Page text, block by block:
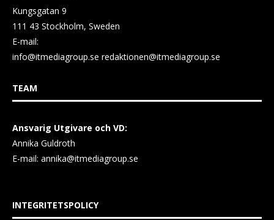
Kungsgatan 9
111 43 Stockholm, Sweden
E-mail:
info@itmediagroup.se redaktionen@itmediagroup.se
TEAM
Ansvarig Utgivare och VD:
Annika Guldroth
E-mail: annika@itmediagroup.se
INTEGRITETSPOLICY